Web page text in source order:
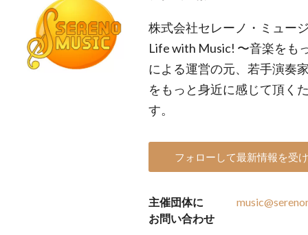
株式会社セレーノ・ミュー
Life with Music! 〜音楽をも
による運営の元、若手演奏
をもっと身近に感じて頂く
す。
フォローして最新情報を受
主催団体に
お問い合わせ